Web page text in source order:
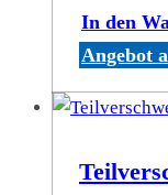
In den
Angebot